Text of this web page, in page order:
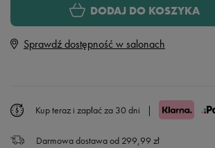
L/XL
DODAJ DO KOSZYKA
Sprawdź dostępność w salonach
Kup teraz i zapłać za 30 dni |
Darmowa dostawa od 299,99 zł